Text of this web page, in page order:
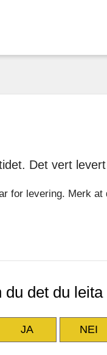
Det vert
for levering. Merk
du det du
JA NEI